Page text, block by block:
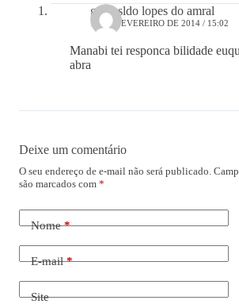
genivsldo lopes do amral
10 DE FEVEREIRO DE 2014 / 15:02
Manabi tei responca bilidade
abra
Deixe um comentário
O seu endereço de e-mail não será publicado.
são marcados com *
Nome*
E-mail*
Site